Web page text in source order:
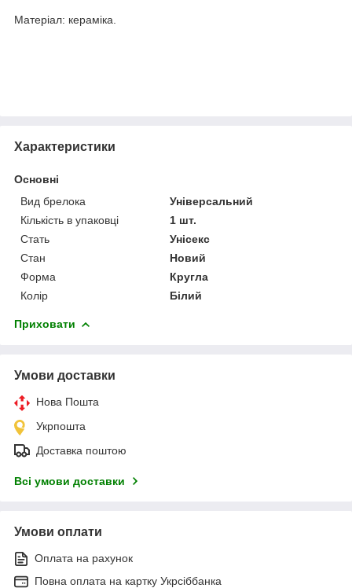
Матеріал: кераміка.
Характеристики
Основні
Вид брелока
Універсальний
Кількість в упаковці
1 шт.
Стать
Унісекс
Стан
Новий
Форма
Кругла
Колір
Білий
Приховати
Умови доставки
Нова Пошта
Укрпошта
Доставка поштою
Всі умови доставки
Умови оплати
Оплата на рахунок
Повна оплата на картку Укрсіббанка